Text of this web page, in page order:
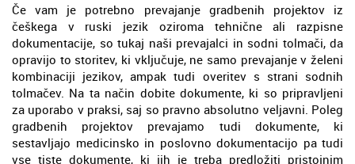
Če vam je potrebno prevajanje gradbenih projektov iz
češkega v ruski jezik oziroma tehnične ali razpisne
dokumentacije, so tukaj naši prevajalci in sodni tolmači, da
opravijo to storitev, ki vključuje, ne samo prevajanje v želeni
kombinaciji jezikov, ampak tudi overitev s strani sodnih
tolmačev. Na ta način dobite dokumente, ki so pripravljeni
za uporabo v praksi, saj so pravno absolutno veljavni. Poleg
gradbenih projektov prevajamo tudi dokumente, ki
sestavljajo medicinsko in poslovno dokumentacijo pa tudi
vse tiste dokumente, ki jih je treba predložiti pristojnim